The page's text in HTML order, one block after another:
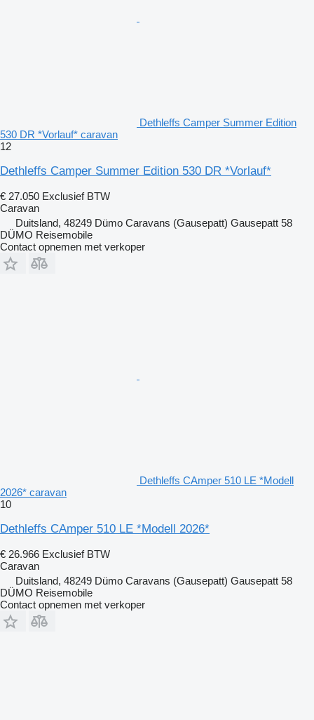
Dethleffs Camper Summer Edition
530 DR *Vorlauf* caravan
12
Dethleffs Camper Summer Edition 530 DR *Vorlauf*
€ 27.050 Exclusief BTW
Caravan
Duitsland, 48249 Dümo Caravans (Gausepatt) Gausepatt 58
DÜMO Reisemobile
Contact opnemen met verkoper
Dethleffs CAmper 510 LE *Modell
2026* caravan
10
Dethleffs CAmper 510 LE *Modell 2026*
€ 26.966 Exclusief BTW
Caravan
Duitsland, 48249 Dümo Caravans (Gausepatt) Gausepatt 58
DÜMO Reisemobile
Contact opnemen met verkoper